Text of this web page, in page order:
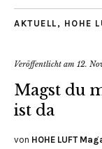
AKTUELL , HOHE
Veröffentlicht am 12.
Magst du
ist da
von HOHE LUFT